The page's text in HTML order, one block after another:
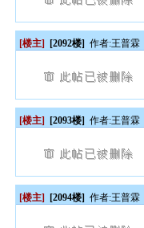
[楼主] [2092楼] 作者:王普霖
[楼主] [2093楼] 作者:王普霖
[楼主] [2094楼] 作者:王普霖